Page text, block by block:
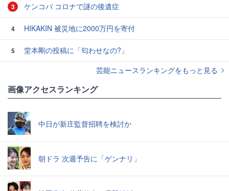
3 ケンコバ コロナで謎の後遺症
4 HIKAKIN 被災地に2000万円を寄付
5
堂本剛の投稿に「匂わせなの?」
芸能ニュースランキングをもっと見る
画像アクセスランキング
中日が新庄監督招聘を検討か
朝ドラ 次週予告に「ゲンナリ」